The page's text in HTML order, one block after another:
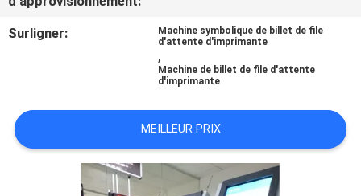
DEMANDEZ
UNE
CITATION
Surligner:
Machine symbolique de billet de file
d'attente d'imprimante
,
Machine de billet de file d'attente
d'imprimante
MEILLEUR PRIX